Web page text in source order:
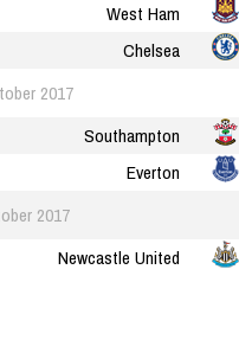
West Ham
Chelsea
2017
Southampton
Everton
2017
Newcastle United